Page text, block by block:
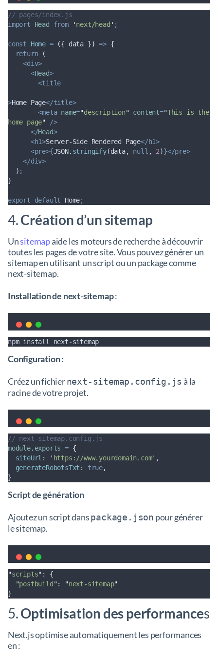
// pages/index.js
import
Head from 'next/head ' ;
const Home = ({ data }) => {
return (
<div>
<Head>
<title
>Home Page</title>
<meta name="description" content="This is the
home page"
/>
</Head>
<h1>Server-Side Rendered Page</h1>
<pre>{JSON. stringify(data, null , 2)}</pre>
</div>
  )
;
}
export default Home;
4.Création d’un sitemap
Unsitemapaide les moteurs de recherche à découvrir
toutes les pages de votre site. Vous pouvez générer un
sitemap en utilisant un script ou un package comme
next-sitemap.
Installation de next-sitemap:
npm install next-sitemap
Configuration:
Créez un fichiernext-sitemap.config.js à la
racine de votre projet.
// next-sitemap.config.js
module. exports = {
siteUrl : ' https://www.yourdomain.com' ,
generateRobotsTxt : true,
}
Script de génération
Ajoutez un script danspackage.json pour générer
le sitemap.
"scripts" : {
"postbuild ": "next-sitemap"
}
5.Optimisation des performances
Next.js optimise automatiquement les performances
en :